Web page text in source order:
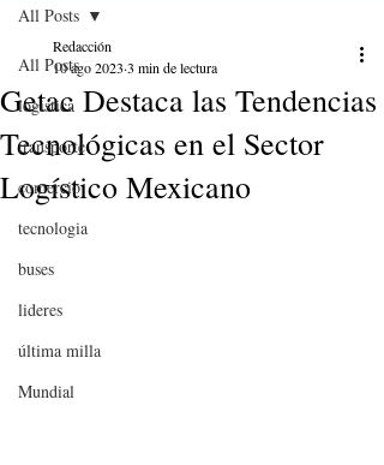
All Posts
logistica
transporte
comercio
tecnologia
buses
lideres
última milla
Mundial
All Posts
Getac Destaca las Tendencias
Tecnológicas en el Sector
Logístico Mexicano
Redacción
10 ago 2023 3 min de lectura